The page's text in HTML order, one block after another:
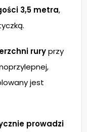
3,5 metra,
ruryprzy
jest
prowadzi